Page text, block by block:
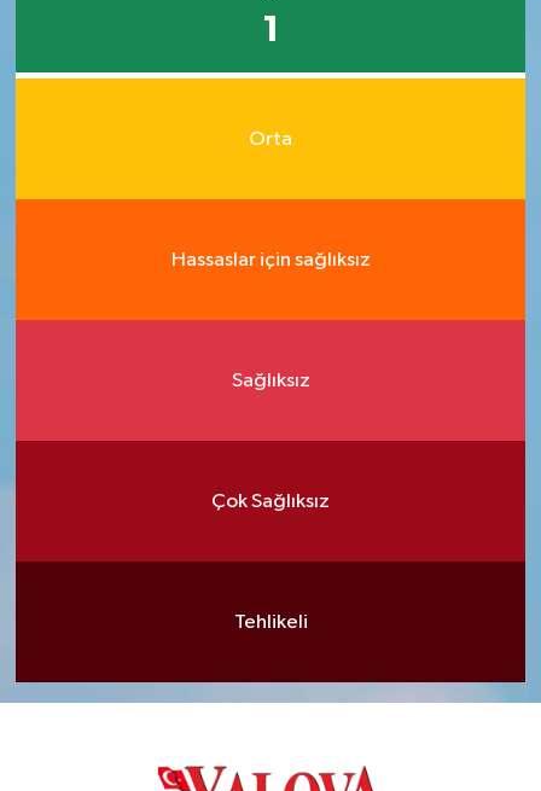
1
Orta
Hassaslar için sağlıksız
Sağlıksız
Çok Sağlıksız
Tehlikeli